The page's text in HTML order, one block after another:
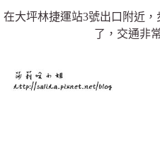
在大坪林捷運站3號出口附近，
了，交通非